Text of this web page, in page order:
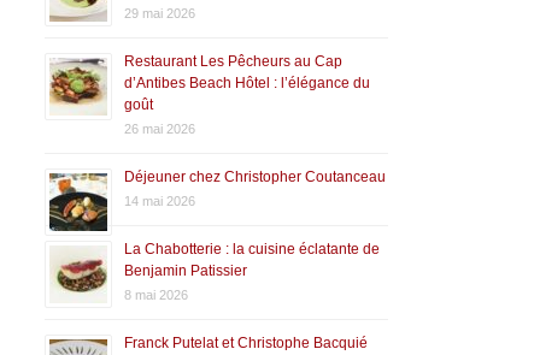
29 mai 2026
Restaurant Les Pêcheurs au Cap
d’Antibes Beach Hôtel : l’élégance du
goût
26 mai 2026
Déjeuner chez Christopher Coutanceau
14 mai 2026
La Chabotterie : la cuisine éclatante de
Benjamin Patissier
8 mai 2026
Franck Putelat et Christophe Bacquié